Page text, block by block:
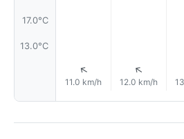
17.0°C
13.0°C
↑
11.0 km/h
↑
12.0 km/h